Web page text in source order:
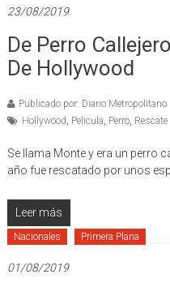
23/08/2019
De Perro
De Hollywood
Publicado por: Diario Metropolitano
Hollywood Pelicula Perro, Rescate
Se llama Monte y era un perro
año fue rescatado por unos
Leer más
Nacionales Primera Plana
01/08/2019